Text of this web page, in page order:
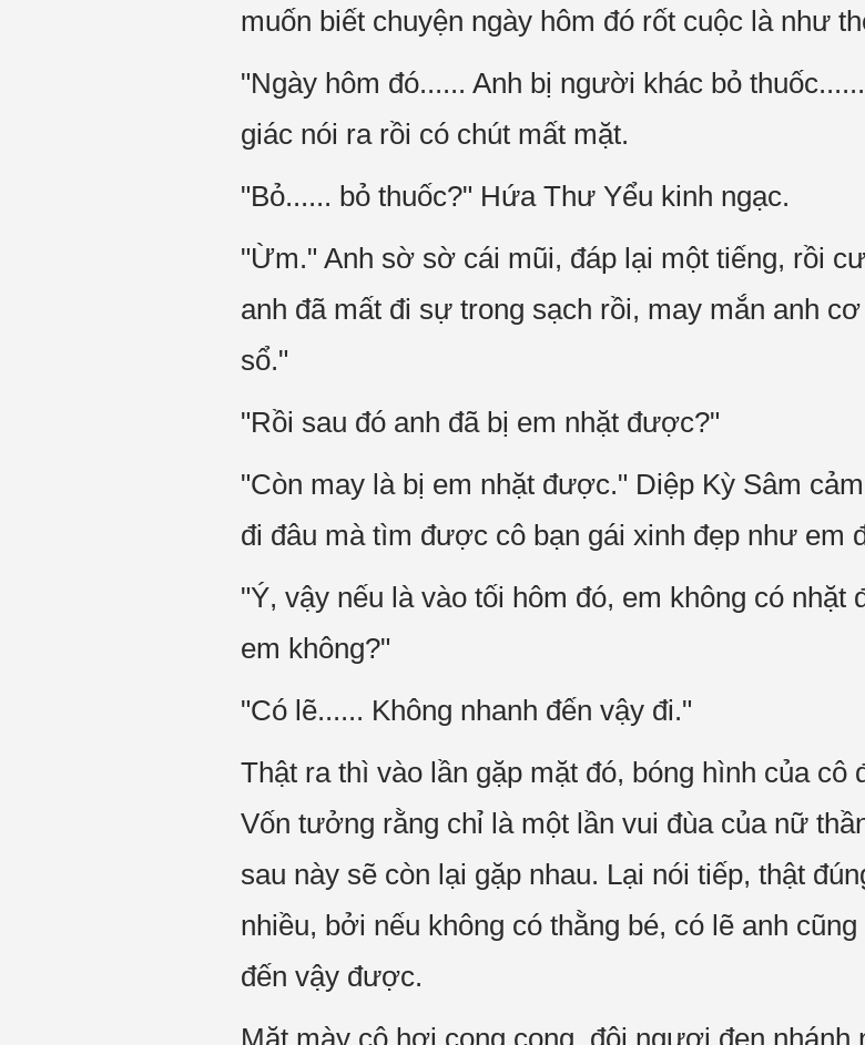
muốn biết chuyện ngày hôm đó rốt cuộc là như
"Ngày hôm đó...... Anh bị người khác bỏ
giác nói ra rồi có chút mất mặt.
"Bỏ...... bỏ thuốc?" Hứa Thư Yểu kinh ngạc.
"Ừm." Anh sờ sờ cái mũi, đáp lại một tiếng, rồi
anh đã mất đi sự trong sạch rồi, may mắn anh
sổ."
"Rồi sau đó anh đã bị em nhặt được?"
"Còn may là bị em nhặt được." Diệp Kỳ Sâm
đi đâu mà tìm được cô bạn gái xinh đẹp như em
"Ý, vậy nếu là vào tối hôm đó, em không có
em không?"
"Có lẽ...... Không nhanh đến vậy đi."
Thật ra thì vào lần gặp mặt đó, bóng hình của cô
Vốn tưởng rằng chỉ là một lần vui đùa của nữ
sau này sẽ còn lại gặp nhau. Lại nói tiếp, thật
nhiều, bởi nếu không có thằng bé, có lẽ anh
đến vậy được.
Mặt mày cô hơi cong cong, đôi ngươi đen nhánh